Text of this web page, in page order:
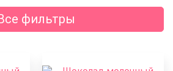
фильтры